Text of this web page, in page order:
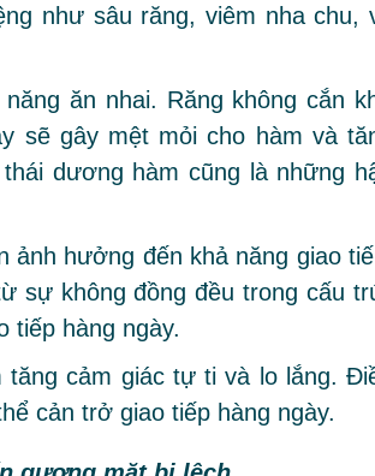
như sâu răng, viêm nha chu,
ăn nhai. Răng không cắn
sẽ gây mệt mỏi cho hàm và
dương hàm cũng là những
ảnh hưởng đến khả năng giao
sự không đồng đều trong cấu
tiếp hàng ngày.
cảm giác tự ti và lo lắng.
cản trở giao tiếp hàng ngày.